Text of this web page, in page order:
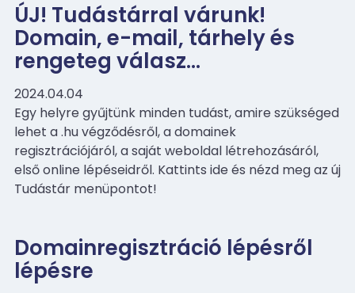
ÚJ! Tudástárral várunk!
Domain, e-mail, tárhely és
rengeteg válasz…
2024.04.04
Egy helyre gyűjtünk minden tudást, amire szükséged
lehet a .hu végződésről, a domainek
regisztrációjáról, a saját weboldal létrehozásáról,
első online lépéseidről. Kattints ide és nézd meg az új
Tudástár menüpontot!
Domainregisztráció lépésről
lépésre